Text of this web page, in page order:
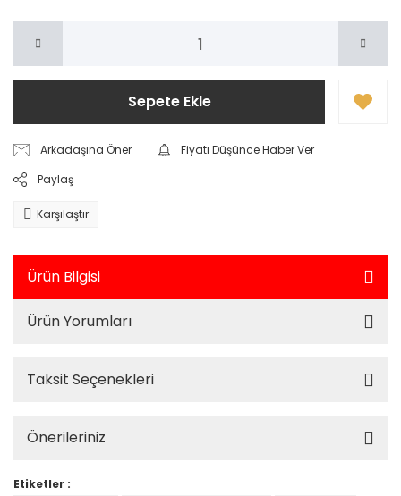
Sepete Ekle
Arkadaşına Öner
Fiyatı Düşünce Haber Ver
Paylaş
Karşılaştır
Ürün Bilgisi
Ürün Yorumları
Taksit Seçenekleri
Önerileriniz
Etiketler :